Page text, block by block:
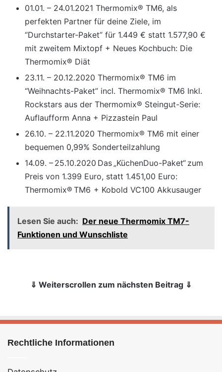
01.01. – 24.01.2021 Thermomix® TM6, als
perfekten Partner für deine Ziele, im
“Durchstarter-Paket” für 1.449 € statt 1.577,90 €
mit zweitem Mixtopf + Neues Kochbuch: Die
Thermomix® Diät
23.11. – 20.12.2020 Thermomix® TM6 im
“Weihnachts-Paket” incl. Thermomix® TM6 Inkl.
Rockstars aus der Thermomix® Steingut-Serie:
Auflaufform Anna + Pizzastein Paul
26.10. – 22.11.2020 Thermomix® TM6 mit einer
bequemen 0,99% Sonderteilzahlung
14.09. – 25.10.2020 Das „KüchenDuo-Paket“ zum
Preis von 1.399 Euro, statt 1.451,00 Euro:
Thermomix® TM6 + Kobold VC100 Akkusauger
Lesen Sie auch: Der neue Thermomix TM7-
Funktionen und Wunschliste
⇓ Weiterscrollen zum nächsten Beitrag ⇓
Rechtliche Informationen